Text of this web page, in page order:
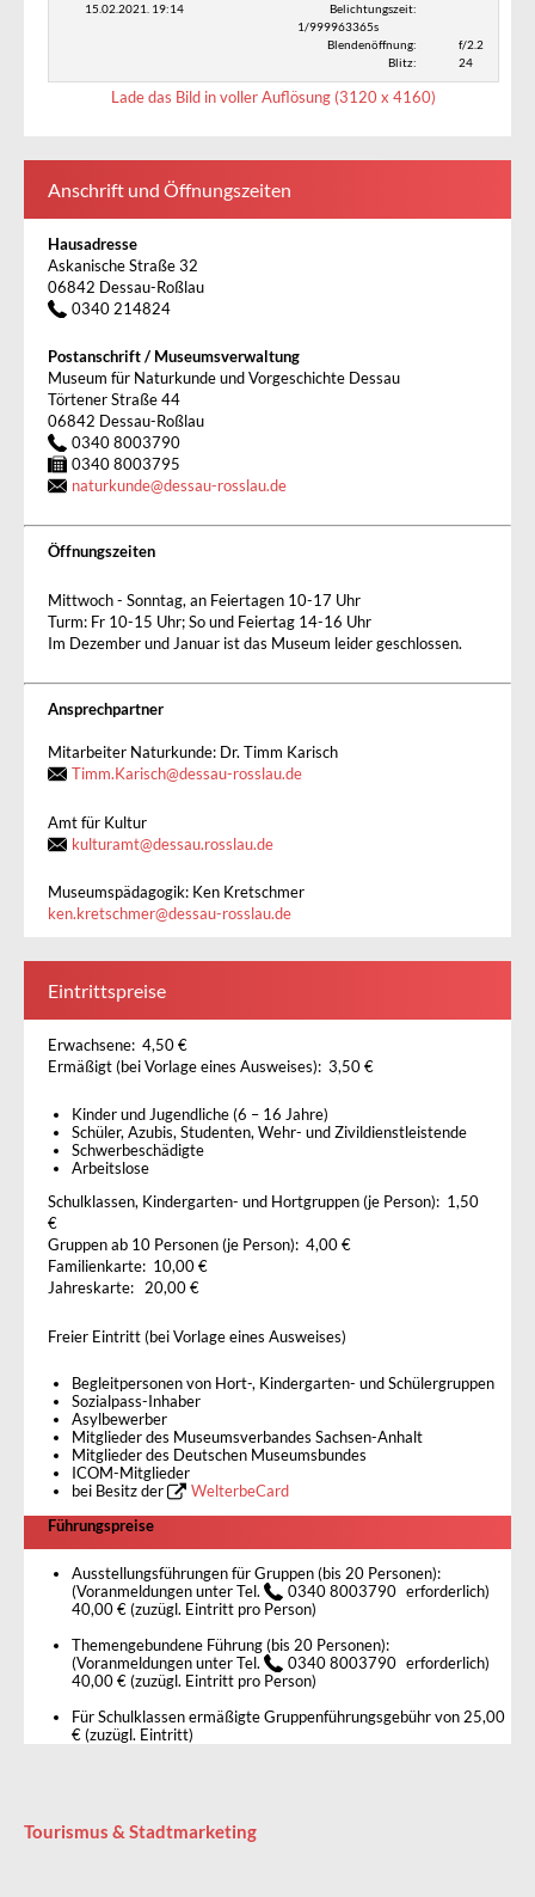
15.02.2021. 19:14
Belichtungszeit:
1/999963365s
Blendenöffnung:
f/2.2
Blitz:
24
Lade das Bild in voller Auflösung (3120 x 4160)
Anschrift und Öffnungszeiten
Hausadresse
Askanische Straße 32
06842 Dessau-Roßlau
0340 214824
Postanschrift / Museumsverwaltung
Museum für Naturkunde und Vorgeschichte Dessau
Törtener Straße 44
06842 Dessau-Roßlau
0340 8003790
0340 8003795
naturkunde@dessau-rosslau.de
Öffnungszeiten
Mittwoch - Sonntag, an Feiertagen 10-17 Uhr
Turm: Fr 10-15 Uhr; So und Feiertag 14-16 Uhr
Im Dezember und Januar ist das Museum leider geschlossen.
Ansprechpartner
Mitarbeiter Naturkunde: Dr. Timm Karisch
Timm.Karisch@dessau-rosslau.de
Amt für Kultur
kulturamt@dessau.rosslau.de
Museumspädagogik: Ken Kretschmer
ken.kretschmer@dessau-rosslau.de
Eintrittspreise
Erwachsene: 4,50 €
Ermäßigt (bei Vorlage eines Ausweises): 3,50 €
Kinder und Jugendliche (6 – 16 Jahre)
Schüler, Azubis, Studenten, Wehr- und Zivildienstleistende
Schwerbeschädigte
Arbeitslose
Schulklassen, Kindergarten- und Hortgruppen (je Person): 1,50
€
Gruppen ab 10 Personen (je Person): 4,00 €
Familienkarte: 10,00 €
Jahreskarte: 20,00 €
Freier Eintritt (bei Vorlage eines Ausweises)
Begleitpersonen von Hort-, Kindergarten- und Schülergruppen
Sozialpass-Inhaber
Asylbewerber
Mitglieder des Museumsverbandes Sachsen-Anhalt
Mitglieder des Deutschen Museumsbundes
ICOM-Mitglieder
bei Besitz der
WelterbeCard
Führungspreise
Ausstellungsführungen für Gruppen (bis 20 Personen):
(Voranmeldungen unter Tel.
0340 8003790 erforderlich)
40,00 € (zuzügl. Eintritt pro Person)
Themengebundene Führung (bis 20 Personen):
(Voranmeldungen unter Tel.
0340 8003790 erforderlich)
40,00 € (zuzügl. Eintritt pro Person)
Für Schulklassen ermäßigte Gruppenführungsgebühr von 25,00
€ (zuzügl. Eintritt)
Tourismus & Stadtmarketing